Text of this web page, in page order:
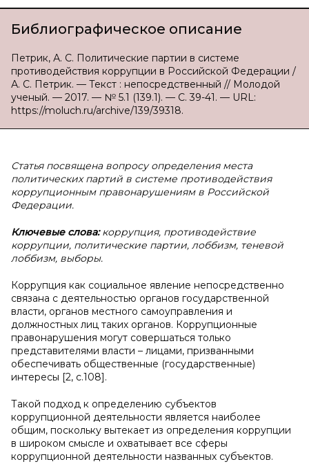
Библиографическое описание
Петрик, А. С. Политические партии в системе
противодействия коррупции в Российской Федерации /
А. С. Петрик. — Текст : непосредственный // Молодой
ученый. — 2017. — № 5.1 (139.1). — С. 39-41. — URL:
https://moluch.ru/archive/139/39318.
Статья посвящена вопросу определения места
политических партий в системе противодействия
коррупционным правонарушениям в Российской
Федерации.
Ключевые слова:коррупция, противодействие
коррупции, политические партии, лоббизм, теневой
лоббизм, выборы.
Коррупция как социальное явление непосредственно
связана с деятельностью органов государственной
власти, органов местного самоуправления и
должностных лиц таких органов. Коррупционные
правонарушения могут совершаться только
представителями власти – лицами, призванными
обеспечивать общественные (государственные)
интересы [2, с.108].
Такой подход к определению субъектов
коррупционной деятельности является наиболее
общим, поскольку вытекает из определения коррупции
в широком смысле и охватывает все сферы
коррупционной деятельности названных субъектов.